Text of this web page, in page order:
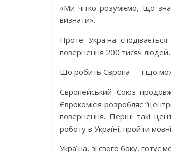
«Ми чітко розуміємо, що
визнати».
Проте Україна
повернення 200 тисяч
Що робить Європа — і що
Європейський Союз
Єврокомісія розробляє
повернення. Перші такі
роботу в Україні, пройти
Україна, зі свого боку, готує